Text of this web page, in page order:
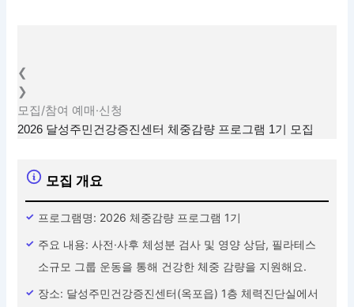
❮
❯
모집/참여 예매·신청
2026 달성주민건강증진센터 체중감량 프로그램 1기 모집
모집 개요
프로그램명: 2026 체중감량 프로그램 1기
주요 내용: 사전·사후 체성분 검사 및 영양 상담, 필라테스
소규모 그룹 운동을 통해 건강한 체중 감량을 지원해요.
장소: 달성주민건강증진센터(옥포읍) 1층 체력진단실에서